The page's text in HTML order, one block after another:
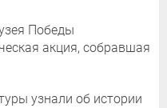
Победы
акция, собравшая
узнали об истории